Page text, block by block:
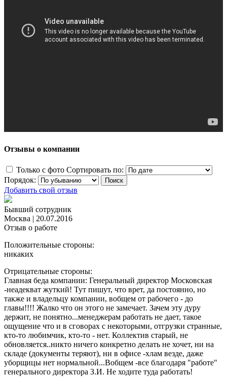
Отзывы о компании
Только с фото Сортировать по:
Порядок:
Добавить свой отзыв
Бывший сотрудник
Москва | 20.07.2016
Отзыв о работе
Положительные стороны:
никаких
Отрицательные стороны:
Главная беда компании: Генеральный директор Московская
-неадекват жуткий! Тут пишут, что врет, да постоянно, но
также и владельцу компании, вобщем от рабочего - до
главы!!!! Жалко что он этого не замечает. Зачем эту дуру
держит, не понятно...менеджерам работать не дает, такое
ощущение что и в сговорах с некоторыми, отгрузки странные,
кто-то любимчик, кто-то - нет. Коллектив старый, не
обновляется..никто ничего конкретно делать не хочет, ни на
складе (документы теряют), ни в офисе -хлам везде, даже
уборщицы нет нормальной...Вобщем -все благодаря "работе"
генерального директора З.И. Не ходите туда работать!